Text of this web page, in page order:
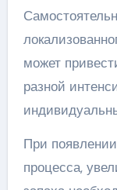
может
разной
При
процесса,